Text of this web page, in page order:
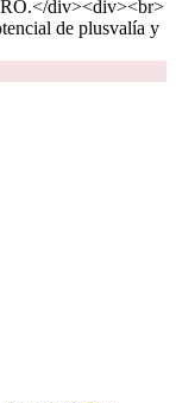
div><div><br>
de plusvalía y